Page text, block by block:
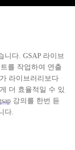
니다. GSAP 라이브
를 작업하여 연출
라이브러리보다
더 효율적일 수 있
강의를 한번 듣
다.